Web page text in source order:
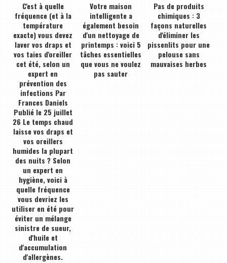
C'est à quelle
fréquence (et à la
température
exacte) vous devez
laver vos draps et
vos taies d'oreiller
cet été, selon un
expert en
prévention des
infections Par
Frances Daniels
Publié le 25 juillet
26 Le temps chaud
laisse vos draps et
vos oreillers
humides la plupart
des nuits ? Selon
un expert en
hygiène, voici à
quelle fréquence
vous devriez les
utiliser en été pour
éviter un mélange
sinistre de sueur,
d'huile et
d'accumulation
d'allergènes.
Votre maison
intelligente a
également besoin
d'un nettoyage de
printemps : voici 5
tâches essentielles
que vous ne voulez
pas sauter
Pas de produits
chimiques : 3
façons naturelles
d'éliminer les
pissenlits pour une
pelouse sans
mauvaises herbes